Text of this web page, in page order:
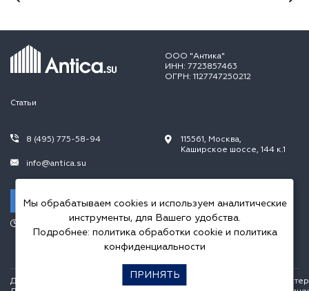
ООО "Антика"
ИНН: 7723857463
ОГРН: 1127747250212
Статьи
8 (495) 775-58-94
info@antica.su
Заказать звонок
115561, Москва,
Каширское шоссе, 144 к.1
Пн.-Пт. 10.00-20.00,
Сб.-Вс. 10.00-18.00
Данный интернет сайт носит исключительно информационный
Мы обрабатываем cookies и используем аналитические
инструменты, для Вашего удобства.
Подробнее: политика обработки cookieи политика
конфиденциальности
ПРИНЯТЬ